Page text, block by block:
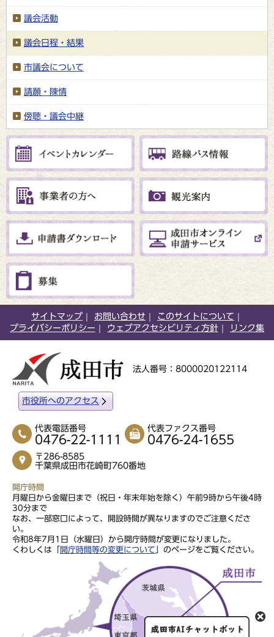
議会活動
議会日程・結果
市議会について
請願・陳情
傍聴・議会中継
サイトマップ お問い合わせ
このサイトについて
プライバシーポリシー
ウェブアクセシビリティ方針 リンク集
法人番号：8000020122114
市役所へのアクセス
代表電話番号
0476-22-1111
代表ファクス番号
0476-24-1655
〒286-8585
千葉県成田市花崎町760番地
開庁時間
月曜日から金曜日まで（祝日・年末年始を除く）午前9時から午後4時
30分まで
なお、一部窓口によって、開設時間が異なりますのでご注意くださ
い。
令和8年7月1日（水曜日）から開庁時間が変更になりました。
くわしくは「
開庁時間等の変更について 」のページをご覧ください。